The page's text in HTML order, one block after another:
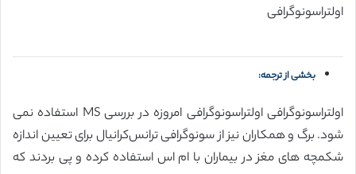
اولتراسونوگرافی
بخشی از ترجمه:
اولتراسونوگرافی اولتراسونوگرافی امروزه در بررسی MS استفاده نمی
شود. برگ و همکاران نیز از سونوگرافی ترانس‌کرانیال برای تعیین اندازه
شکمچه های مغز در بیماران با ام اس استفاده کرده و پی بردند که